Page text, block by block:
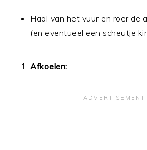
Haal van het vuur en roer de
(en eventueel een scheutje
Afkoelen: